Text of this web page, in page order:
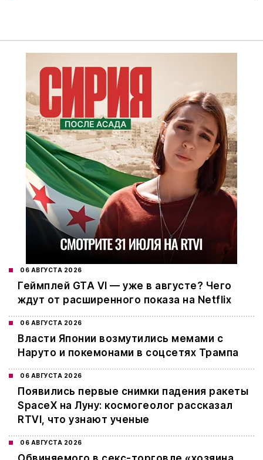
06 АВГУСТА 2026
Геймплей GTA VI — уже в августе? Чего
ждут от расширенного показа на Netflix
06 АВГУСТА 2026
Власти Японии возмутились мемами с
Наруто и покемонами в соцсетях Трампа
06 АВГУСТА 2026
Появились первые снимки падения ракеты
SpaceX на Луну: космогеолог рассказал
RTVI, что узнают ученые
06 АВГУСТА 2026